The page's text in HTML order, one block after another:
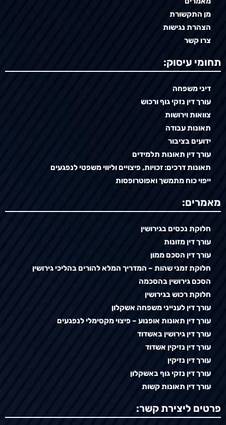
מן התקשורת
הצהרת נגישות
צרו קשר
תחומי עיסוק:
דיני משפחה
עורך דין נזקי גוף ורכוש
צוואות וירושות
תאונות עבודה
ידועים בציבור
עורך דין תאונות תלמידים
תאונות דרכים: זכויות, פיצויים וליווי משפטי לנפגעים
ייפוי כוח מתמשך ואפוטרופסות
מאמרים:
חלוקת נכסים בגירושין
עורך דין מזונות
עורך דין הסכם ממון
חלוקת זמני שהות – המדריך המלא להורים בהליכי גירושין
הסכם גירושין בהסכמה
חלוקת רכוש בגירושין
עורך דין לענייני משפחה אשקלון
עורך דין תאונות אופנוע – פיצוי מקסימלי לנפגעים
עורך דין גירושין באשדוד
עורך דין נזיקין אשדוד
עורך דין נזיקין
עורך דין נזקי גוף באשקלון
עורך דין תאונות קשות
פרטים ליצירת קשר: